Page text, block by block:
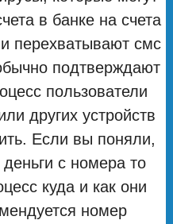
в банке на счета
перехватывают смс
подтверждают
пользователи
других устройств
Если вы поняли,
деньги с номера то
куда и как они
номер